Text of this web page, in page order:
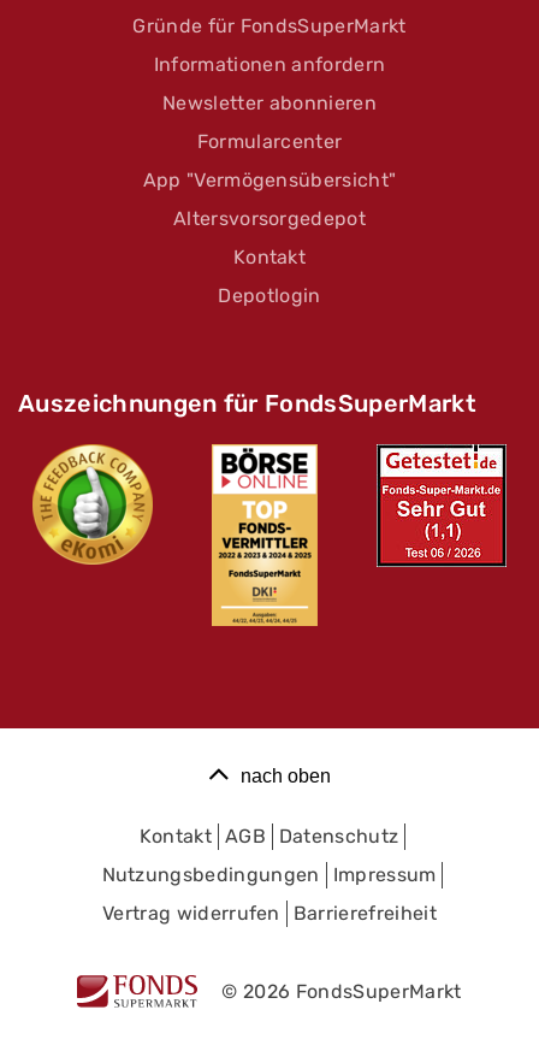
Gründe für FondsSuperMarkt
Informationen anfordern
Newsletter abonnieren
Formularcenter
App "Vermögensübersicht"
Altersvorsorgedepot
Kontakt
Depotlogin
Auszeichnungen für FondsSuperMarkt
nach oben
Kontakt AGB
Datenschutz
Nutzungsbedingungen
Impressum
Vertrag widerrufen
Barrierefreiheit
© 2026 FondsSuperMarkt